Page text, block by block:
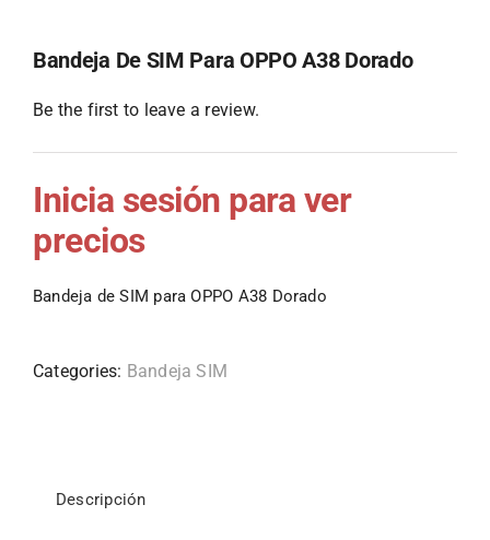
Bandeja De SIM Para OPPO A38 Dorado
Be the first to leave a review.
Inicia sesión para ver
precios
Bandeja de SIM para OPPO A38 Dorado
Categories: Bandeja SIM
Descripción